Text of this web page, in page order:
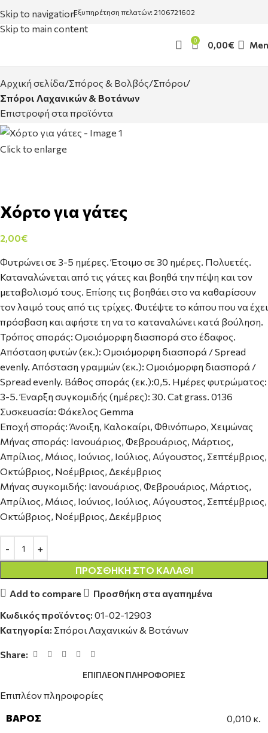
Skip to navigation
Skip to main content
Εξυπηρέτηση πελατών: 2106721602
0 0,00€
Αρχική σελίδα Σπόρος & Βολβός Σπόροι
Σπόροι Λαχανικών & Βοτάνων
Επιστροφή στα προϊόντα
Click to enlarge
Χόρτο για γάτες
2,00€
Φυτρώνει σε 3-5 ημέρες. Έτοιμο σε 30 ημέρες. Πολυετές.
Καταναλώνεται από τις γάτες και βοηθά την πέψη και τον
μεταβολισμό τους. Επίσης τις βοηθάει στο να καθαρίσουν
τον λαιμό τους από τις τρίχες. Φυτέψτε το κάπου που να έχει
πρόσβαση και αφήστε τη να το καταναλώνει κατά βούληση.
Τρόπος σποράς: Ομοιόμορφη διασπορά στο έδαφος.
Απόσταση φυτών (εκ.): Ομοιόμορφη διασπορά / Spread
evenly. Απόσταση γραμμών (εκ.): Ομοιόμορφη διασπορά /
Spread evenly. Βάθος σποράς (εκ.):0,5. Ημέρες φυτρώματος:
3-5. Έναρξη συγκομιδής (ημέρες): 30. Cat grass. 0136
Συσκευασία: Φάκελος Gemma
Εποχή σποράς: Άνοιξη, Καλοκαίρι, Φθινόπωρο, Χειμώνας
Μήνας σποράς: Ιανουάριος, Φεβρουάριος, Μάρτιος,
Απρίλιος, Μάιος, Ιούνιος, Ιούλιος, Αύγουστος, Σεπτέμβριος,
Οκτώβριος, Νοέμβριος, Δεκέμβριος
Μήνας συγκομιδής: Ιανουάριος, Φεβρουάριος, Μάρτιος,
Απρίλιος, Μάιος, Ιούνιος, Ιούλιος, Αύγουστος, Σεπτέμβριος,
Οκτώβριος, Νοέμβριος, Δεκέμβριος
ΠΡΟΣΘΉΚΗ ΣΤΟ ΚΑΛΆΘΙ
Add to compare
Προσθήκη στα αγαπημένα
Κωδικός προϊόντος: 01-02-12903
Κατηγορία: Σπόροι Λαχανικών & Βοτάνων
Share:
ΕΠΙΠΛΈΟΝ ΠΛΗΡΟΦΟΡΊΕΣ
Επιπλέον πληροφορίες
ΒΆΡΟΣ
0,010 κ.